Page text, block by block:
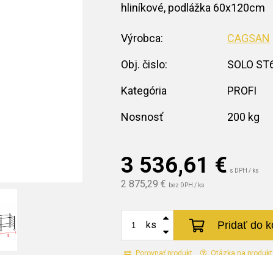
3 536,61 € s DPH / ks
2 875,29 € bez DPH / ks
ks Pridať do
Porovnať produkt Otázka na produkt
hliníkové, podlážka 60x120cm
Výrobca: CAGSAN
Obj. čislo: SOLO
Kategória PROFI
Nosnosť 200 kg